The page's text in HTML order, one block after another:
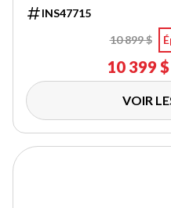
INS47715
10 899 $
10 399 $
VOIR